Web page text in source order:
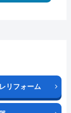
リフォーム